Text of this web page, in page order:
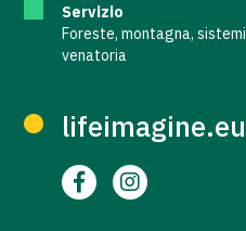
Servizio
Foreste, montagna,
venatoria
lifeimagine.eu